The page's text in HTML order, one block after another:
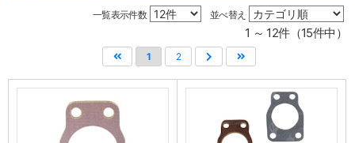
一覧表示件数 並べ替え
1 ～ 12件（15件中）
1 2